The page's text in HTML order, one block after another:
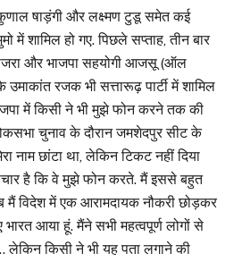
कुणाल षाड़ंगी और लक्ष्मण टुडू समेत कई
में शामिल हो गए. पिछले सप्ताह, तीन बार
और भाजपा सहयोगी आजसू (ऑल
रजक भी सत्तारूढ़ पार्टी में शामिल
में किसी ने भी मुझे फोन करने तक की
चुनाव के दौरान जमशेदपुर सीट के
नाम छांटा था, लेकिन टिकट नहीं दिया
है कि वे मुझे फोन करते. मैं इससे बहुत
विदेश में एक आरामदायक नौकरी छोड़कर
आया हूं. मैंने सभी महत्वपूर्ण लोगों से
किसी ने भी यह पता लगाने की